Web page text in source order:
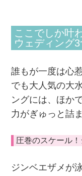
ここでしか叶
ウェディング
誰もが一度は心
でも大人気の大
ングには、ほか
力がぎゅっと詰
圧巻のスケール
ジンベエザメが